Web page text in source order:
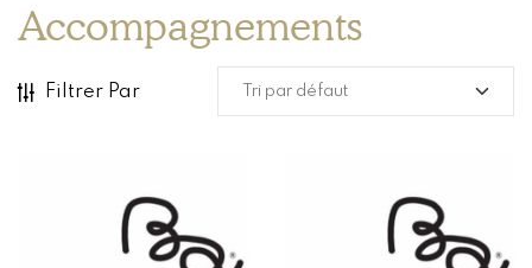
Accompagnements
Filtrer Par